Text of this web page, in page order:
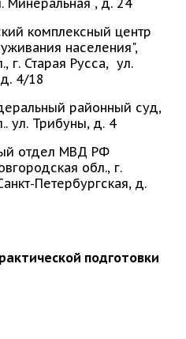
Минеральная , д. 24
комплексный центр
населения",
г. Старая Русса, ул.
4/18
районный суд,
ул. Трибуны, д. 4
отдел МВД РФ
обл., г.
Петербургская, д.
подготовки